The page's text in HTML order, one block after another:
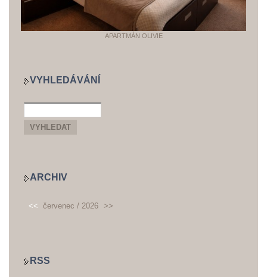
APARTMÁN OLIVIE
VYHLEDÁVÁNÍ
ARCHIV
<< červenec / 2026 >>
RSS